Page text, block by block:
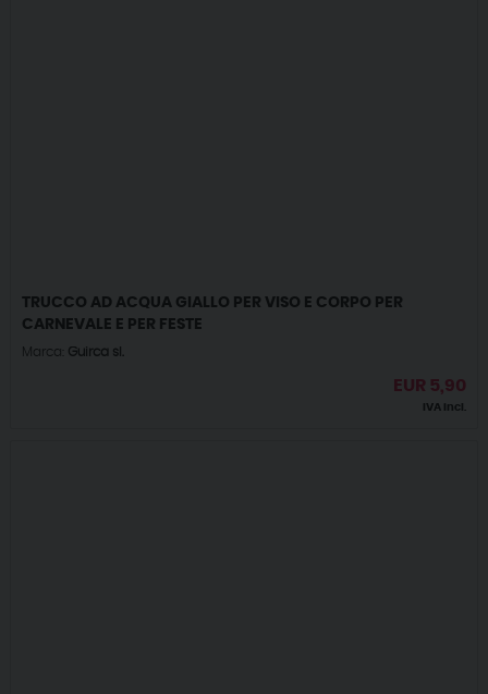
TRUCCO AD ACQUA GIALLO PER VISO E CORPO PER
CARNEVALE E PER FESTE
Marca: Guirca sl.
EUR 5,90
IVA incl.